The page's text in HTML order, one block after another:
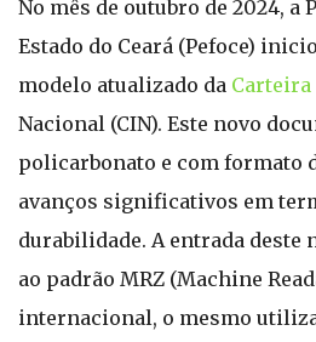
No mês de outubro de 2024, a
Estado do Ceará (Pefoce)
modelo atualizado da Carteira
Nacional (CIN). Este novo
policarbonato e com formato
avanços significativos em
durabilidade. A entrada deste
ao padrão MRZ (Machine
internacional, o mesmo